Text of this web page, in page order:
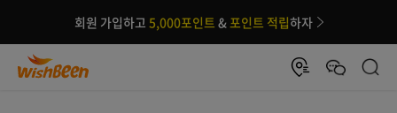
회원 가입하고 5,000포인트 &포인트 적립하자